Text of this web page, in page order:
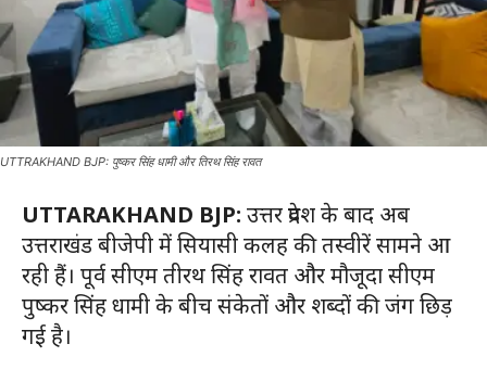
UTTRAKHAND BJP: पुष्कर सिंह धामी और तिरथ सिंह रावत
UTTARAKHAND BJP: उत्तर प्रदेश के बाद अब
उत्तराखंड बीजेपी में सियासी कलह की तस्वीरें सामने आ
रही हैं। पूर्व सीएम तीरथ सिंह रावत और मौजूदा सीएम
पुष्कर सिंह धामी के बीच संकेतों और शब्दों की जंग छिड़
गई है।